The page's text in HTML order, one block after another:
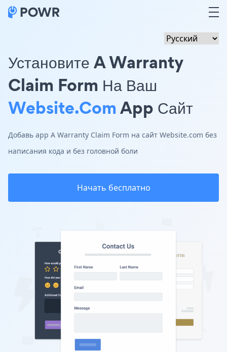
Установите A Warranty
Claim Form На Ваш
Website.comApp Сайт
Добавь app A Warranty Claim Form на сайт Website.com без
написания кода и без головной боли
Начать бесплатно